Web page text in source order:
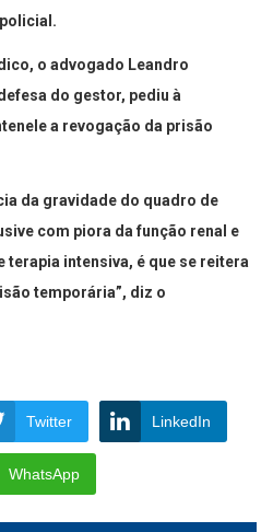
o advogado Leandro
do gestor, pediu à
a revogação da prisão
da gravidade do quadro de
com piora da função renal e
terapia intensiva, é que se reitera
temporária”, diz o
Twitter LinkedIn
WhatsApp